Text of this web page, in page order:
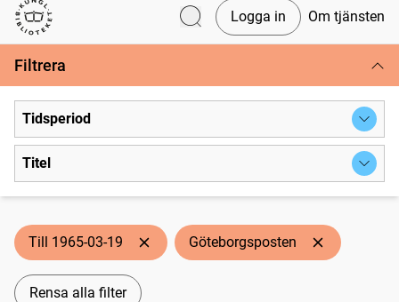
Svenska tidningar
Logga in Om tjänsten
Filtrera
Tidsperiod
Titel
Till 1965-03-19 Göteborgsposten
Rensa alla filter